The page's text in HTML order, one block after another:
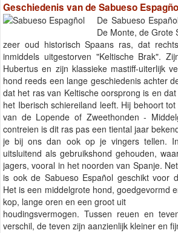
Geschiedenis van de Sabueso
De Sabueso
De Monte, de Grote
zeer oud historisch Spaans ras, dat
inmiddels uitgestorven "Keltische Brak".
Hubertus en zijn klassieke mastiff-uiterlijk
hond reeds een lange geschiedenis achter
dat het ras van Keltische oorsprong is en
het Iberisch schiereiland leeft. Hij behoort
van de Lopende of Zweethonden -
contreien is dit ras pas een tiental jaar
je bij ons dan ook op je vingers tellen.
uitsluitend als gebruikshond gehouden,
jagers, vooral in het noorden van Spanje.
is ook de Sabueso Español geschikt voor
Het is een middelgrote hond, goedgevormd
kop, lange oren en een groot uit
houdingsvermogen. Tussen reuen en
verschil, de teven zijn aanzienlijk kleiner en